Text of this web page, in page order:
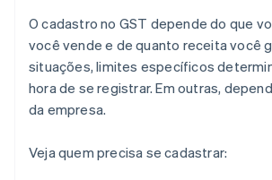
O cadastro no GST depende do que
você vende e de quanto receita você
situações, limites específicos
hora de se registrar. Em outras,
da empresa.
Veja quem precisa se cadastrar: